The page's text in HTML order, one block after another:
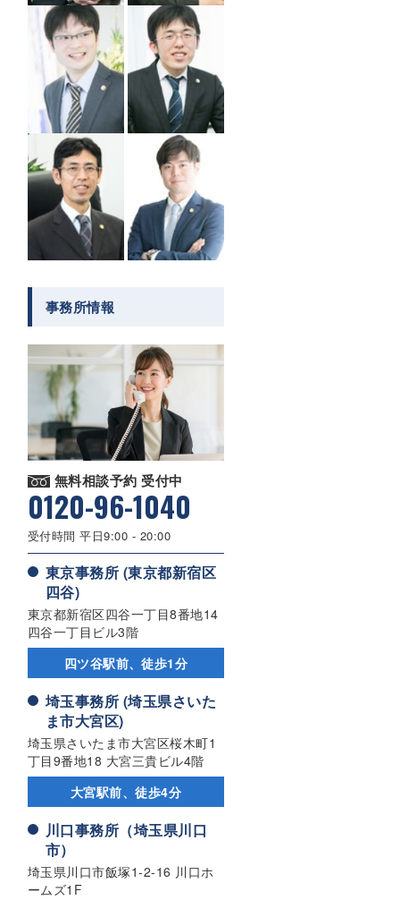
事務所情報
無料相談予約 受付中
0120-96-1040
受付時間 平日9:00 - 20:00
東京事務所 (東京都新宿区
四谷)
東京都新宿区四谷一丁目8番地14
四谷一丁目ビル3階
四ツ谷駅前、徒歩1分
埼玉事務所 (埼玉県さいた
ま市大宮区)
埼玉県さいたま市大宮区桜木町1
丁目9番地18 大宮三貴ビル4階
大宮駅前、徒歩4分
川口事務所（埼玉県川口
市）
埼玉県川口市飯塚1-2-16 川口ホ
ームズ1F